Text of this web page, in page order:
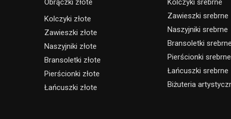
Obrączki złote
Kolczyki złote
Zawieszki złote
Naszyjniki złote
Bransoletki złote
Pierścionki złote
Łańcuszki złote
Kolczyki srebrne
Zawieszki srebrne
Naszyjniki srebrne
Bransoletki srebrne
Pierścionki srebrne
Łańcuszki srebrne
Biżuteria